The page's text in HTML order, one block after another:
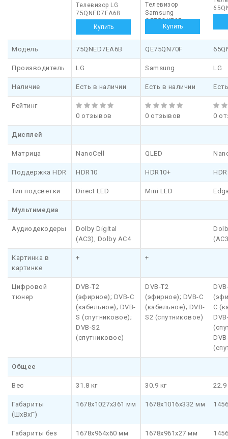
Телевизор LG
75QNED7EA6B
Телевизор
Samsung
QE75QN70F
Модель 75QNED7EA6B QE75QN70F
Производитель LG Samsung LG
Наличие Есть в наличии Есть в наличии
Рейтинг
0 отзывов
0 отзывов 0
Дисплей
Матрица NanoCell QLED
Поддержка HDR HDR10 HDR10+
Тип подсветки Direct LED Mini LED
Мультимедиа
Аудиодекодеры
Dolby Digital
(AC3), Dolby AC4
Картинка в
картинке
+ +
Цифровой
тюнер
DVB-T2
(эфирное); DVB-C
(кабельное); DVB-
S (спутниковое);
DVB-S2
(спутниковое)
DVB-T2
(эфирное); DVB-C
(кабельное); DVB-
S2 (спутниковое)
C
Общее
Вес 31.8 кг 30.9 кг 22.9
Габариты
(ШхВхГ)
1678x1027x361 мм 1678x1016x332 мм
Габариты без
1678x964x60 мм 1678x961x27 мм